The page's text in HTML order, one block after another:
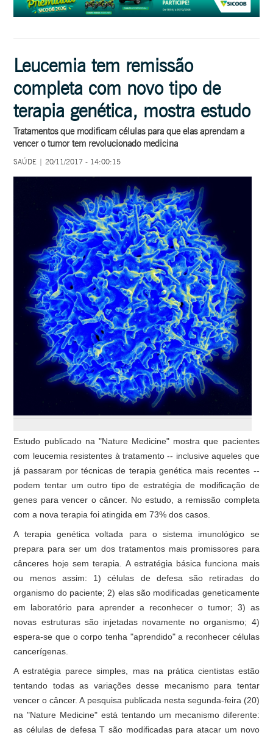
Leucemia tem remissão
completa com novo tipo de
terapia genética, mostra estudo
Tratamentos que modificam células para que elas aprendam a
vencer o tumor tem revolucionado medicina
SAÚDE | 20/11/2017 - 14:00:15
Estudo publicado na "Nature Medicine" mostra que pacientes
com leucemia resistentes à tratamento -- inclusive aqueles que
já passaram por técnicas de terapia genética mais recentes --
podem tentar um outro tipo de estratégia de modificação de
genes para vencer o câncer. No estudo, a remissão completa
com a nova terapia foi atingida em 73% dos casos.
A terapia genética voltada para o sistema imunológico se
prepara para ser um dos tratamentos mais promissores para
cânceres hoje sem terapia. A estratégia básica funciona mais
ou menos assim: 1) células de defesa são retiradas do
organismo do paciente; 2) elas são modificadas geneticamente
em laboratório para aprender a reconhecer o tumor; 3) as
novas estruturas são injetadas novamente no organismo; 4)
espera-se que o corpo tenha "aprendido" a reconhecer células
cancerígenas.
A estratégia parece simples, mas na prática cientistas estão
tentando todas as variações desse mecanismo para tentar
vencer o câncer. A pesquisa publicada nesta segunda-feira (20)
na "Nature Medicine" está tentando um mecanismo diferente:
as células de defesa T são modificadas para atacar um novo